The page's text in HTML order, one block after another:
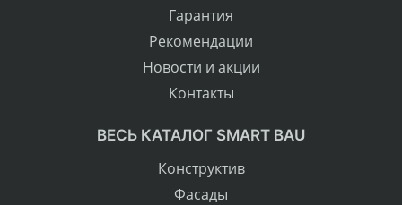
Гарантия
Рекомендации
Новости и акции
Контакты
ВЕСЬ КАТАЛОГ SMART BAU
Конструктив
Фасады